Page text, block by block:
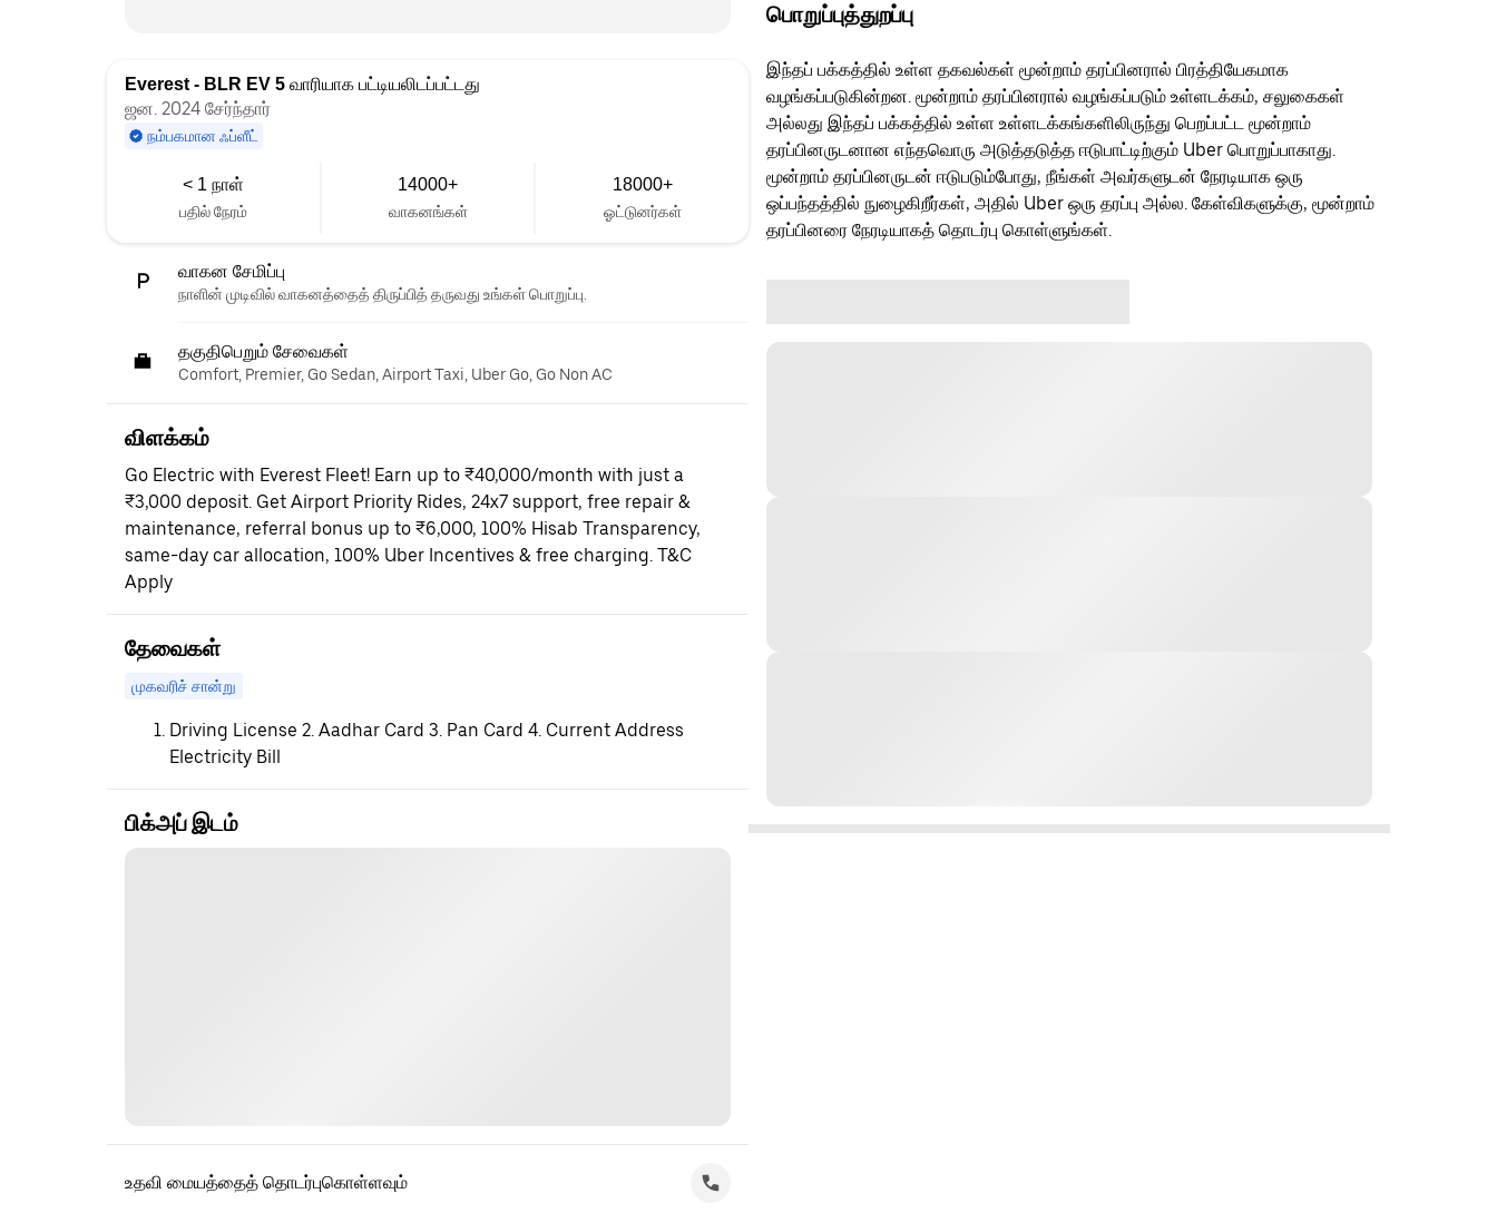
Everest - BLR EV 5 வாரியாக பட்டியலிடப்பட்டது
ஜன. 2024 சேர்ந்தார்
நம்பகமான ஃப்ளீட்
< 1 நாள்
பதில் நேரம்
14000+
வாகனங்கள்
18000+
ஓட்டுனர்கள்
வாகன சேமிப்பு
நாளின் முடிவில் வாகனத்தைத் திருப்பித் தருவது உங்கள் பொறுப்பு.
தகுதிபெறும் சேவைகள்
Comfort, Premier, Go Sedan, Airport Taxi, Uber Go, Go Non AC
விளக்கம்
Go Electric with Everest Fleet! Earn up to ₹40,000/month with just a
₹3,000 deposit. Get Airport Priority Rides, 24x7 support, free repair &
maintenance, referral bonus up to ₹6,000, 100% Hisab Transparency,
same-day car allocation, 100% Uber Incentives & free charging. T&C
Apply
தேவைகள்
முகவரிச் சான்று
Driving License 2. Aadhar Card 3. Pan Card 4. Current Address
Electricity Bill
பிக்அப் இடம்
உதவி மையத்தைத் தொடர்புகொள்ளவும்
பொறுப்புத்துறப்பு
இந்தப் பக்கத்தில் உள்ள தகவல்கள் மூன்றாம் தரப்பினரால் பிரத்தியேகமாக
வழங்கப்படுகின்றன. மூன்றாம் தரப்பினரால் வழங்கப்படும் உள்ளடக்கம், சலுகைகள்
அல்லது இந்தப் பக்கத்தில் உள்ள உள்ளடக்கங்களிலிருந்து பெறப்பட்ட மூன்றாம்
தரப்பினருடனான எந்தவொரு அடுத்தடுத்த ஈடுபாட்டிற்கும் Uber பொறுப்பாகாது.
மூன்றாம் தரப்பினருடன் ஈடுபடும்போது, நீங்கள் அவர்களுடன் நேரடியாக ஒரு
ஒப்பந்தத்தில் நுழைகிறீர்கள், அதில் Uber ஒரு தரப்பு அல்ல. கேள்விகளுக்கு, மூன்றாம்
தரப்பினரை நேரடியாகத் தொடர்பு கொள்ளுங்கள்.